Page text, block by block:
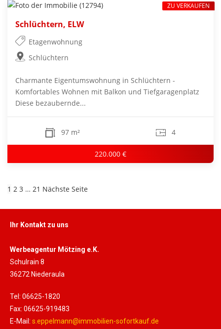
Schlüchtern, ELW
Etagenwohnung
Schlüchtern
Charmante Eigentumswohnung in Schlüchtern -
Komfortables Wohnen mit Balkon und Tiefgaragenplatz
Diese bezaubernde...
97 m² 4
220.000 €
ZU VERKAUFEN
1 2 3 … 21 Nächste Seite
Ihr Kontakt zu uns
Werbeagentur Mötzing e.K.
Schulrain 8
36272 Niederaula
Tel: 06625-1820
Fax: 06625-919483
E-Mail: s.eppelmann@immobilien-sofortkauf.de